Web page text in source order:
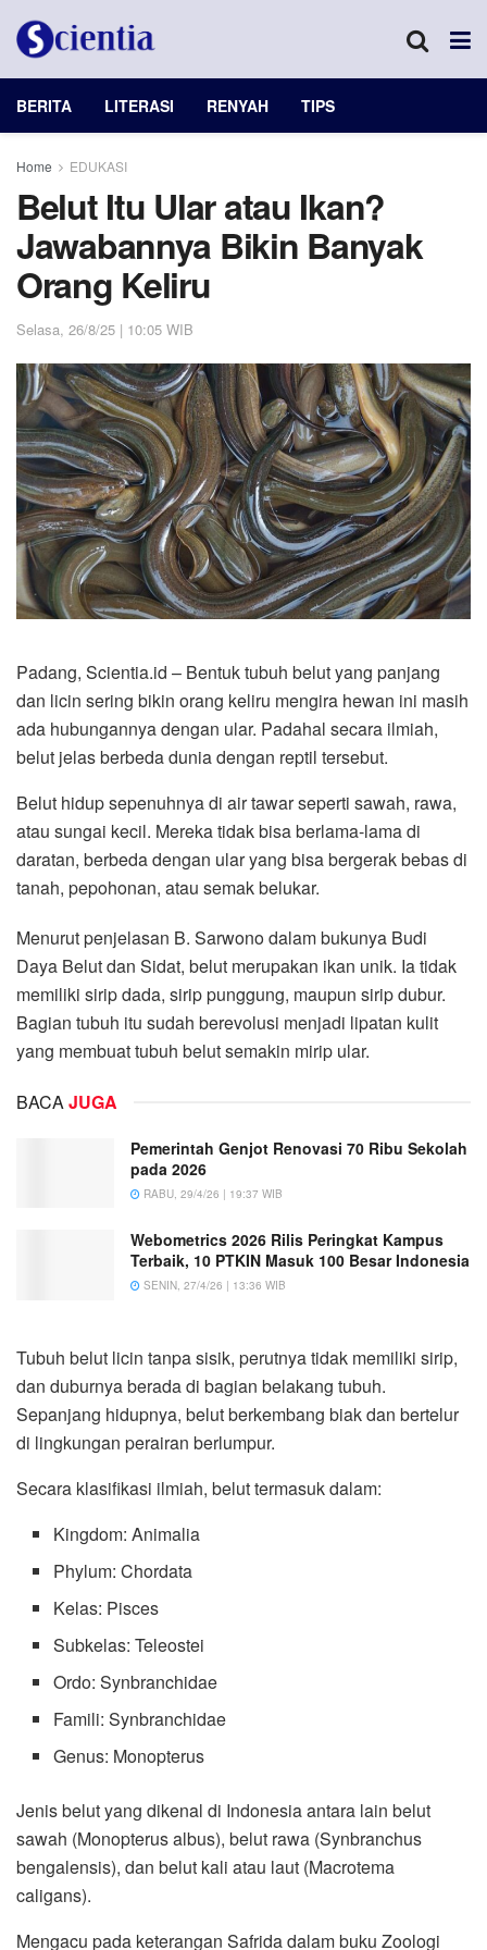
BERITA LITERASI RENYAH TIPS
Home EDUKASI
Belut Itu Ular atau Ikan?
Jawabannya Bikin Banyak
Orang Keliru
Selasa, 26/8/25 | 10:05 WIB
Padang, Scientia.id – Bentuk tubuh belut yang panjang
dan licin sering bikin orang keliru mengira hewan ini masih
ada hubungannya dengan ular. Padahal secara ilmiah,
belut jelas berbeda dunia dengan reptil tersebut.
Belut hidup sepenuhnya di air tawar seperti sawah, rawa,
atau sungai kecil. Mereka tidak bisa berlama-lama di
daratan, berbeda dengan ular yang bisa bergerak bebas di
tanah, pepohonan, atau semak belukar.
Menurut penjelasan B. Sarwono dalam bukunya Budi
Daya Belut dan Sidat, belut merupakan ikan unik. Ia tidak
memiliki sirip dada, sirip punggung, maupun sirip dubur.
Bagian tubuh itu sudah berevolusi menjadi lipatan kulit
yang membuat tubuh belut semakin mirip ular.
BACAJUGA
Pemerintah Genjot Renovasi 70 Ribu Sekolah
pada 2026
RABU, 29/4/26 | 19:37 WIB
Webometrics 2026 Rilis Peringkat Kampus
Terbaik, 10 PTKIN Masuk 100 Besar Indonesia
SENIN, 27/4/26 | 13:36 WIB
Tubuh belut licin tanpa sisik, perutnya tidak memiliki sirip,
dan duburnya berada di bagian belakang tubuh.
Sepanjang hidupnya, belut berkembang biak dan bertelur
di lingkungan perairan berlumpur.
Secara klasifikasi ilmiah, belut termasuk dalam:
Kingdom: Animalia
Phylum: Chordata
Kelas: Pisces
Subkelas: Teleostei
Ordo: Synbranchidae
Famili: Synbranchidae
Genus: Monopterus
Jenis belut yang dikenal di Indonesia antara lain belut
sawah (Monopterus albus), belut rawa (Synbranchus
bengalensis), dan belut kali atau laut (Macrotema
caligans).
Mengacu pada keterangan Safrida dalam buku Zoologi